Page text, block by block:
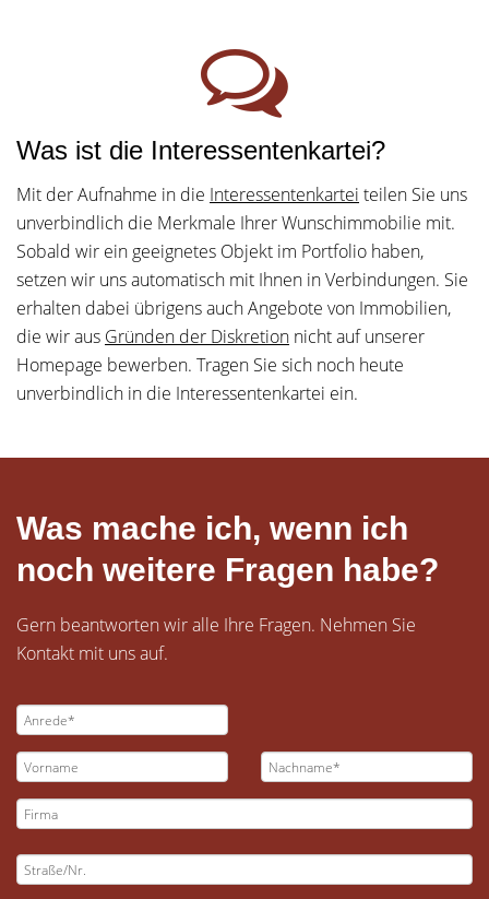
Was ist die Interessentenkartei?
Mit der Aufnahme in die Interessentenkartei teilen Sie uns
unverbindlich die Merkmale Ihrer Wunschimmobilie mit.
Sobald wir ein geeignetes Objekt im Portfolio haben,
setzen wir uns automatisch mit Ihnen in Verbindungen. Sie
erhalten dabei übrigens auch Angebote von Immobilien,
die wir aus Gründen der Diskretion nicht auf unserer
Homepage bewerben. Tragen Sie sich noch heute
unverbindlich in die Interessentenkartei ein.
Was mache ich, wenn ich
noch weitere Fragen habe?
Gern beantworten wir alle Ihre Fragen. Nehmen Sie
Kontakt mit uns auf.